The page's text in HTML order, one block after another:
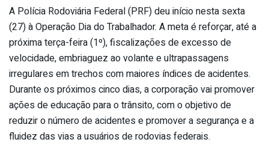
A Polícia Rodoviária Federal (PRF) deu início nesta sexta
(27) à Operação Dia do Trabalhador. A meta é reforçar, até a
próxima terça-feira (1º), fiscalizações de excesso de
velocidade, embriaguez ao volante e ultrapassagens
irregulares em trechos com maiores índices de acidentes.
Durante os próximos cinco dias, a corporação vai promover
ações de educação para o trânsito, com o objetivo de
reduzir o número de acidentes e promover a segurança e a
fluidez das vias a usuários de rodovias federais.